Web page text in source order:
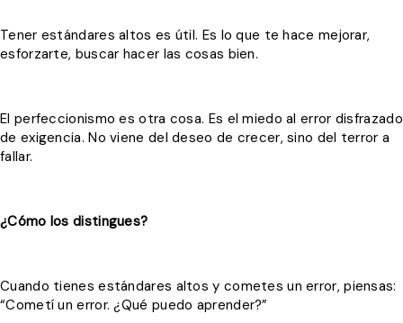
Tener estándares altos es útil. Es lo que te hace mejorar,
esforzarte, buscar hacer las cosas bien.
El perfeccionismo es otra cosa. Es el miedo al error disfrazado
de exigencia. No viene del deseo de crecer, sino del terror a
fallar.
¿Cómo los distingues?
Cuando tienes estándares altos y cometes un error, piensas:
“Cometí un error. ¿Qué puedo aprender?”